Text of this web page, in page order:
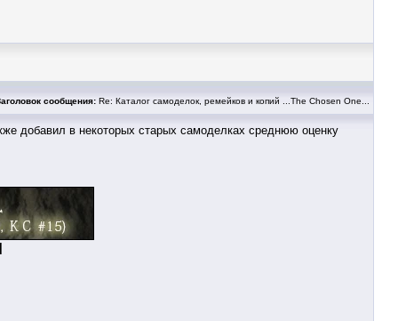
сообщения: Re: Каталог самоделок, ремейков и копий ...The Chosen One...
добавил в некоторых старых самоделках среднюю оценку